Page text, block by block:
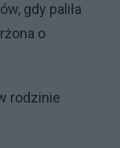
gdy paliła
o
rodzinie